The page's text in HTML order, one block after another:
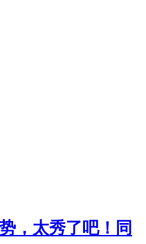
，太秀了吧！同